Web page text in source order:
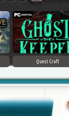
Quest Craft